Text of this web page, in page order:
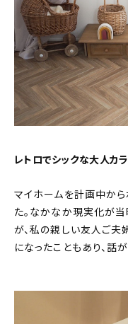
レトロでシックな大人カ
マイホームを計画中か
た。なかなか現実化が
が、私の親しい友人ご
になったこともあり、話